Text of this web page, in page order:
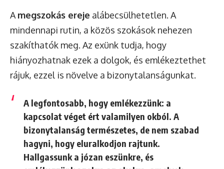
A megszokás ereje alábecsülhetetlen. A
mindennapi rutin, a közös szokások nehezen
szakíthatók meg. Az exünk tudja, hogy
hiányozhatnak ezek a dolgok, és emlékeztethet
rájuk, ezzel is növelve a bizonytalanságunkat.
A legfontosabb, hogy emlékezzünk: a
kapcsolat véget ért valamilyen okból. A
bizonytalanság természetes, de nem szabad
hagyni, hogy eluralkodjon rajtunk.
Hallgassunk a józan eszünkre, és